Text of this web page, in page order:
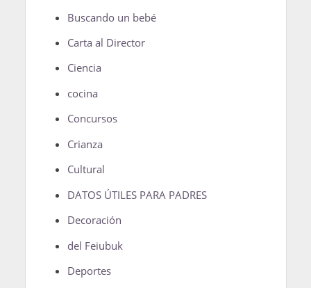
Buscando un bebé
Carta al Director
Ciencia
cocina
Concursos
Crianza
Cultural
DATOS ÚTILES PARA PADRES
Decoración
del Feiubuk
Deportes